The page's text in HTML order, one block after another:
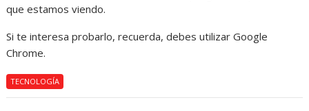
que estamos viendo.
Si te interesa probarlo, recuerda, debes utilizar Google
Chrome.
TECNOLOGÍA